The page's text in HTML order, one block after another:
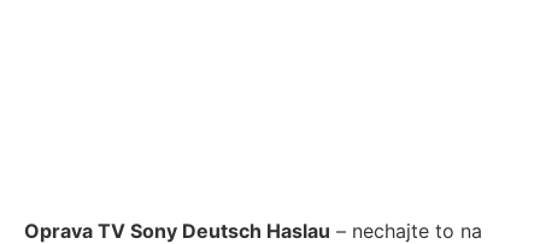
Oprava TV Sony Deutsch Haslau – nechajte to na